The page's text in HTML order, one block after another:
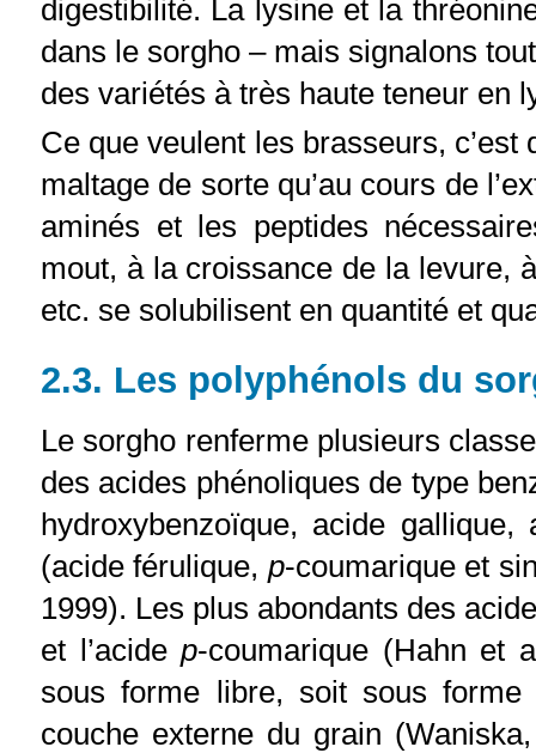
digestibilité. La lysine et la
dans le sorgho – mais signalons
des variétés à très haute teneur en
Ce que veulent les brasseurs,
maltage de sorte qu’au cours de
aminés et les peptides
mout, à la croissance de la levure,
etc. se solubilisent en quantité et
2.3. Les polyphénols du
Le sorgho renferme plusieurs
des acides phénoliques de type
hydroxybenzoïque, acide
(acide férulique, p-coumarique et
1999). Les plus abondants des
et l’acidep-coumarique (Hahn et
sous forme libre, soit sous
couche externe du grain